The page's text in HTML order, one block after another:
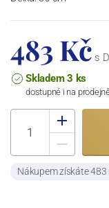
483 Kč s
Skladem 3 ks
dostupné i na
Nákupem získáte 483